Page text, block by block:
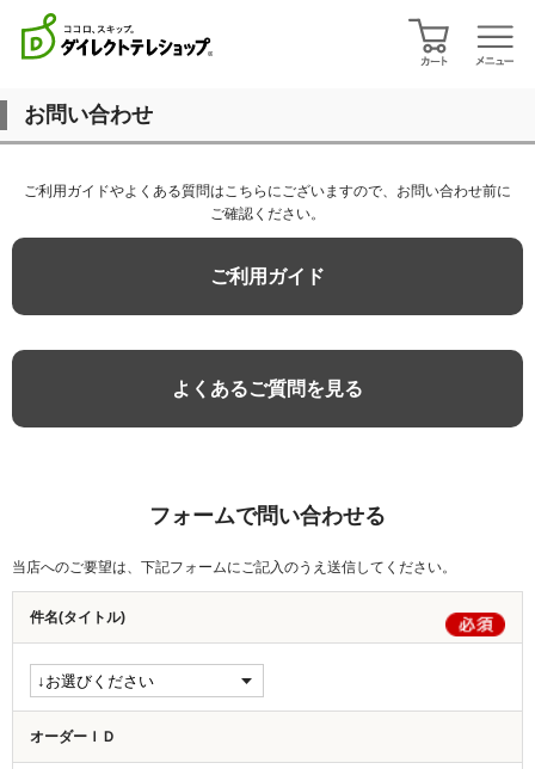
お問い合わせ
ご利用ガイドやよくある質問はこちらにございますので、お問い合わせ前に
ご確認ください。
ご利用ガイド
よくあるご質問を見る
フォームで問い合わせる
当店へのご要望は、下記フォームにご記入のうえ送信してください。
件名(タイトル)
オーダーＩＤ